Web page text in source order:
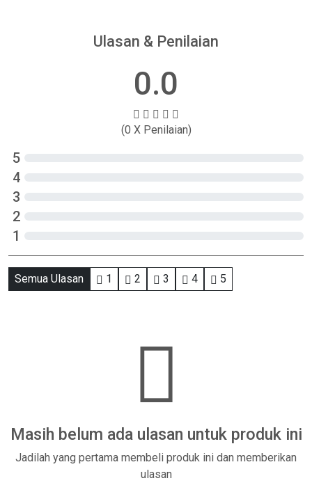
Ulasan & Penilaian
0.0
(0 X Penilaian)
5
4
3
2
1
Semua Ulasan 1 2 3 4 5
Masih belum ada ulasan untuk produk ini
Jadilah yang pertama membeli produk ini dan memberikan
ulasan